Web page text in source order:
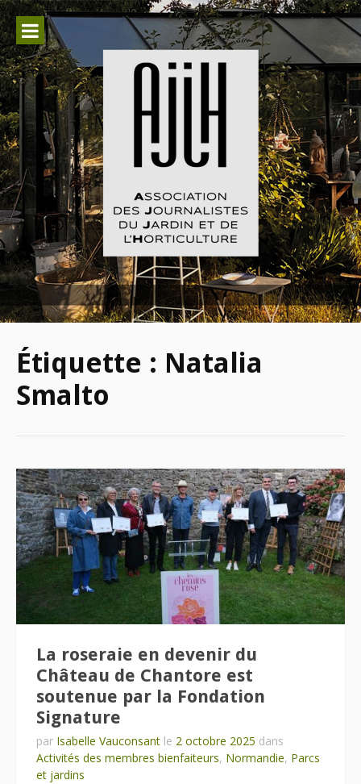
Aller
au
contenu
Association des Journalistes du
Jardin et de l'Horticulture
Étiquette : Natalia
Smalto
La roseraie en devenir du
Château de Chantore est
soutenue par la Fondation
Signature
par Isabelle Vauconsant le 2 octobre 2025 dans
Activités des membres bienfaiteurs, Normandie, Parcs
et jardins